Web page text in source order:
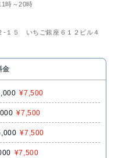
時～20時
-１５ いちご銀座６１２ビル４
金
¥7,500
¥7,500
¥7,500
¥7,500